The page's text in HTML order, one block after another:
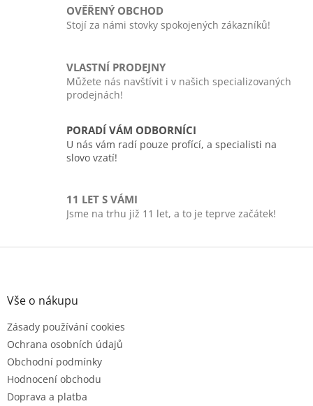
á
d
í
p
r
y
v
u
OVĚŘENÝ OBCHOD
Stojí za námi stovky spokojených zákazníků!
VLASTNÍ PRODEJNY
Můžete nás navštívit i v našich specializovaných
prodejnách!
PORADÍ VÁM ODBORNÍCI
U nás vám radí pouze profící, a specialisti na
slovo vzatí!
11 LET S VÁMI
Jsme na trhu již 11 let, a to je teprve začátek!
Z
Vše o nákupu
Zásady používání cookies
Ochrana osobních údajů
Obchodní podmínky
Hodnocení obchodu
Doprava a platba